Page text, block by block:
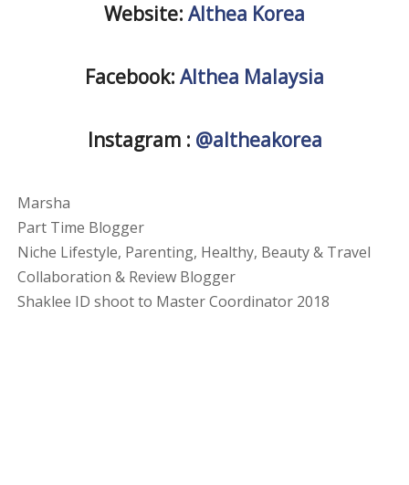
Website: Althea Korea
Facebook: Althea Malaysia
Instagram : @altheakorea
Marsha
Part Time Blogger
Niche Lifestyle, Parenting, Healthy, Beauty & Travel
Collaboration & Review Blogger
Shaklee ID shoot to Master Coordinator 2018